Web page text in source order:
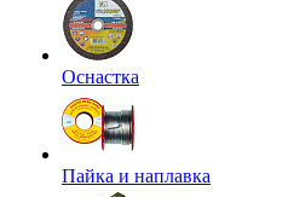
Оснастка
Пайка и наплавка